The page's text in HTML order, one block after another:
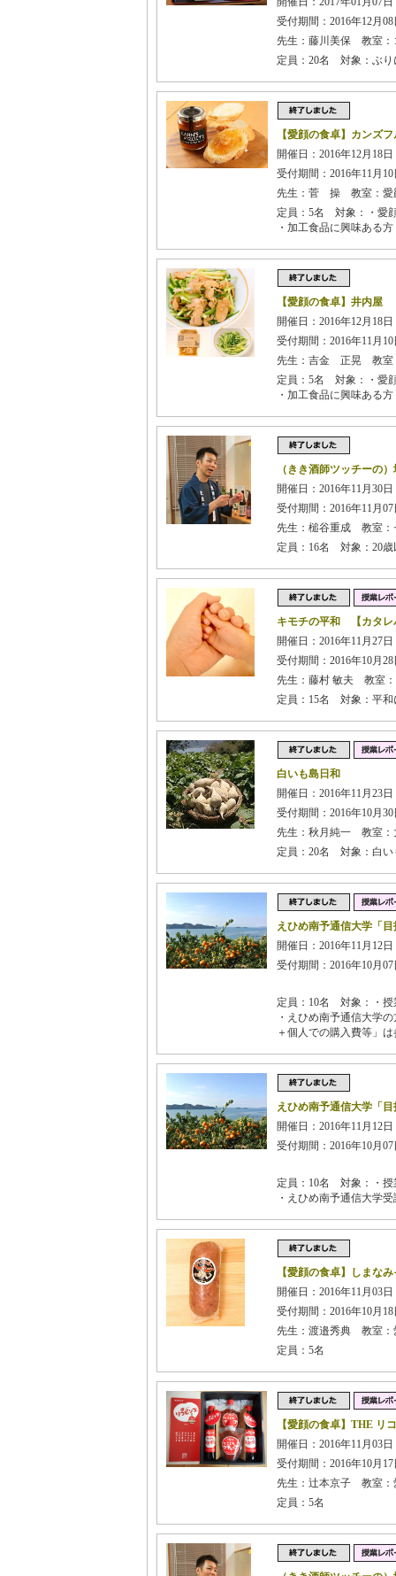
受付期間：2016年12月
先生：藤川美保 教室：
定員：20名 対象：ぶり
【愛顔の食卓】カンズ
開催日：2016年12月18
受付期間：2016年11月
先生：菅 操 教室：愛
定員：5名 対象：・愛
・加工食品に興味ある方
【愛顔の食卓】井内屋
開催日：2016年12月18
受付期間：2016年11月
先生：吉金 正晃 教室
定員：5名 対象：・愛
・加工食品に興味ある方
（きき酒師ツッチーの
開催日：2016年11月30
受付期間：2016年11月
先生：槌谷重成 教室：
定員：16名 対象：20歳
キモチの平和 【カタ
開催日：2016年11月27
受付期間：2016年10月
先生：藤村 敏夫 教室
定員：15名 対象：平和
白いも島日和
開催日：2016年11月23
受付期間：2016年10月
先生：秋月純一 教室：
定員：20名 対象：白い
えひめ南予通信大学「
開催日：2016年11月12
受付期間：2016年10月
定員：10名 対象：・授
・えひめ南予通信大学
＋個人での購入費等」
えひめ南予通信大学「
開催日：2016年11月12
受付期間：2016年10月
定員：10名 対象：・授
・えひめ南予通信大学
【愛顔の食卓】しまな
開催日：2016年11月03
受付期間：2016年10月
先生：渡邉秀典 教室：
定員：5名
【愛顔の食卓】THE リ
開催日：2016年11月03
受付期間：2016年10月
先生：辻本京子 教室：
定員：5名